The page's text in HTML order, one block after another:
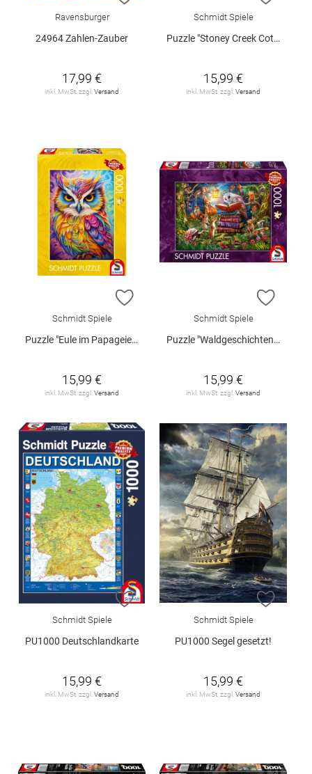
Ravensburger
24964 Zahlen-Zauber
17,99 €
inkl. MwSt. zzgl.Versand
Schmidt Spiele
Puzzle "Stoney Creek Cottage", 1000 Teile
15,99 €
inkl. MwSt. zzgl.Versand
ZUR WUNSCHLISTE HINZUFÜGEN
Schmidt Spiele
Puzzle "Eule im Papageienkleid", 1000 Teile
15,99 €
inkl. MwSt. zzgl. Versand
ZUR
Schmidt Spiele
Puzzle "Waldgeschichten zur Nacht", 1000 Teile
15,99 €
inkl. MwSt. zzgl. Versand
ZUR WUNSCHLISTE HINZUFÜGEN
Schmidt Spiele
PU1000 Deutschlandkarte
15,99 €
inkl. MwSt. zzgl. Versand
ZUR
Schmidt Spiele
PU1000 Segel gesetzt!
15,99 €
inkl. MwSt. zzgl. Versand